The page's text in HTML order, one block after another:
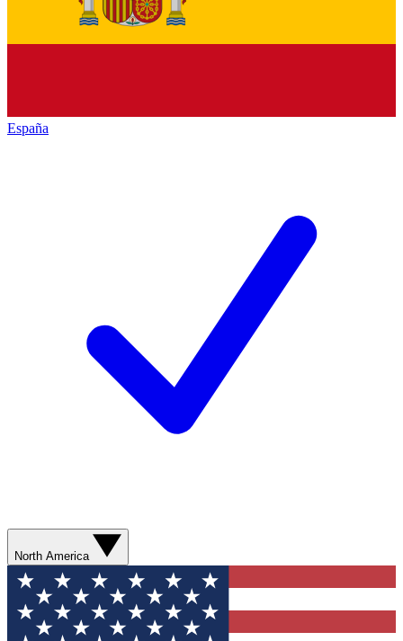
España
North America